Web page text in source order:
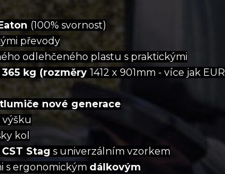
(100% svornost)
převody
odlehčeného plastu s praktickými
kg (rozměry 1412 x 901mm - více jak EUR
nové generace
výšku
kol
CST Stag s univerzálním vzorkem
s ergonomickým dálkovým